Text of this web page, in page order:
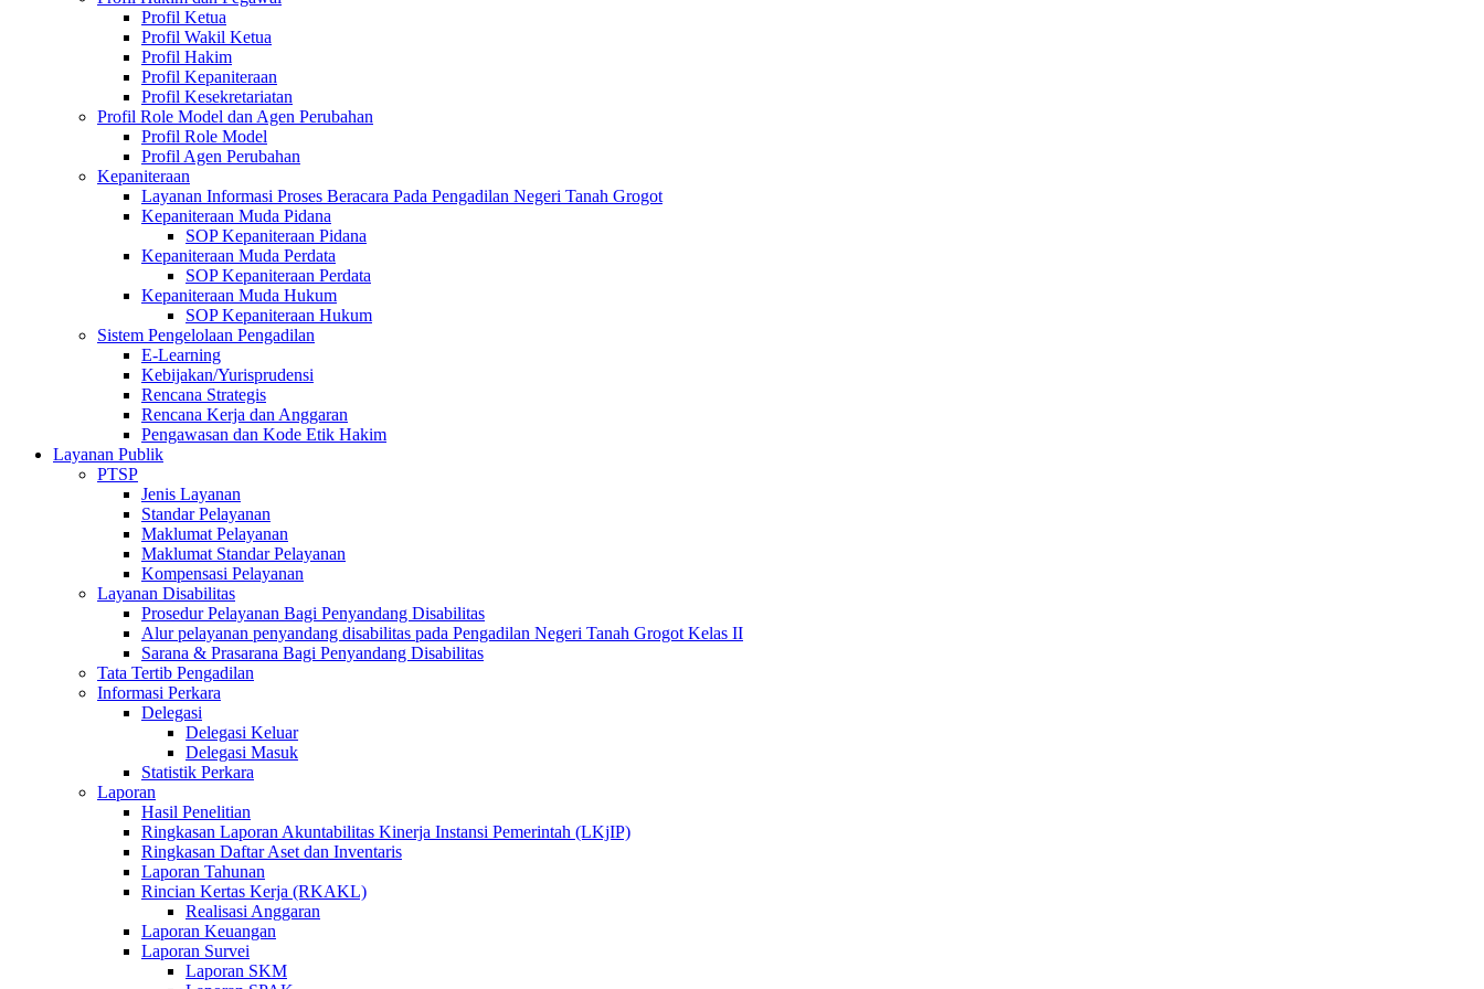
Profil Ketua
Profil Wakil Ketua
Profil Hakim
Profil Kepaniteraan
Profil Kesekretariatan
Profil Role Model dan Agen Perubahan
Profil Role Model
Profil Agen Perubahan
Kepaniteraan
Layanan Informasi Proses Beracara Pada Pengadilan Negeri Tanah Grogot
Kepaniteraan Muda Pidana
SOP Kepaniteraan Pidana
Kepaniteraan Muda Perdata
SOP Kepaniteraan Perdata
Kepaniteraan Muda Hukum
SOP Kepaniteraan Hukum
Sistem Pengelolaan Pengadilan
E-Learning
Kebijakan/Yurisprudensi
Rencana Strategis
Rencana Kerja dan Anggaran
Pengawasan dan Kode Etik Hakim
Layanan Publik
PTSP
Jenis Layanan
Standar Pelayanan
Maklumat Pelayanan
Maklumat Standar Pelayanan
Kompensasi Pelayanan
Layanan Disabilitas
Prosedur Pelayanan Bagi Penyandang Disabilitas
Alur pelayanan penyandang disabilitas pada Pengadilan Negeri Tanah Grogot Kelas II
Sarana & Prasarana Bagi Penyandang Disabilitas
Tata Tertib Pengadilan
Informasi Perkara
Delegasi
Delegasi Keluar
Delegasi Masuk
Statistik Perkara
Laporan
Hasil Penelitian
Ringkasan Laporan Akuntabilitas Kinerja Instansi Pemerintah (LKjIP)
Ringkasan Daftar Aset dan Inventaris
Laporan Tahunan
Rincian Kertas Kerja (RKAKL)
Realisasi Anggaran
Laporan Keuangan
Laporan Survei
Laporan SKM